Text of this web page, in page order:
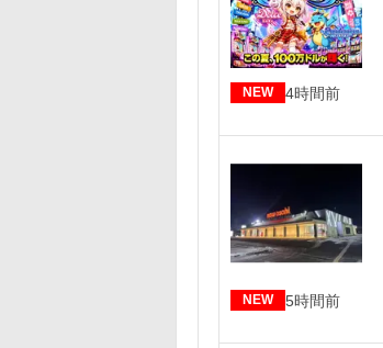
NEW 4時間前
NEW 5時間前